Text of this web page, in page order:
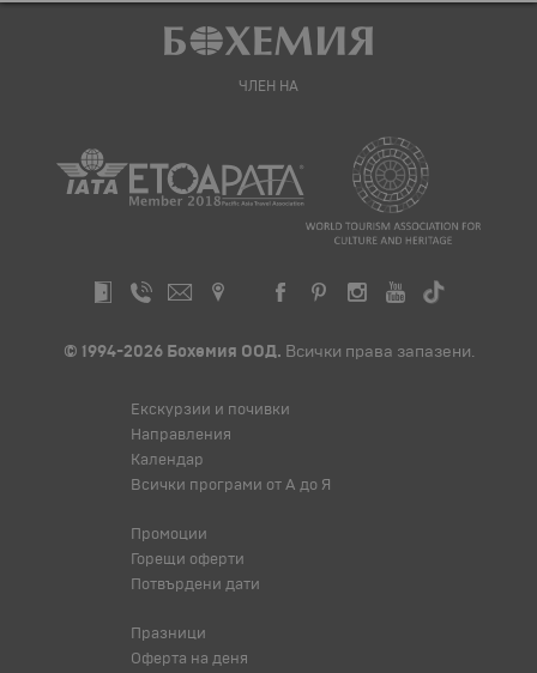
ЧЛЕН НА
© 1994-2026 Бохемия ООД. Всички права запазени.
Екскурзии и почивки
Направления
Календар
Всички програми от А до Я
Промоции
Горещи оферти
Потвърдени дати
Празници
Оферта на деня